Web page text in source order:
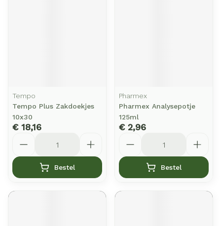
Tempo
Tempo Plus Zakdoekjes
10x30
€ 18,16
Bestel
Pharmex
Pharmex Analysepotje
125ml
€ 2,96
Bestel